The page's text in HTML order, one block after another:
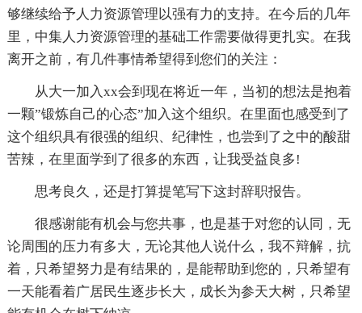
够继续给予人力资源管理以强有力的支持。在今后的几年
里，中集人力资源管理的基础工作需要做得更扎实。在我
离开之前，有几件事情希望得到您们的关注：
从大一加入xx会到现在将近一年，当初的想法是抱着
一颗”锻炼自己的心态”加入这个组织。在里面也感受到了
这个组织具有很强的组织、纪律性，也尝到了之中的酸甜
苦辣，在里面学到了很多的东西，让我受益良多!
思考良久，还是打算提笔写下这封辞职报告。
很感谢能有机会与您共事，也是基于对您的认同，无
论周围的压力有多大，无论其他人说什么，我不辩解，抗
着，只希望努力是有结果的，是能帮助到您的，只希望有
一天能看着广居民生逐步长大，成长为参天大树，只希望